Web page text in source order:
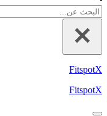
البحث
عن...
FitspotX
FitspotX